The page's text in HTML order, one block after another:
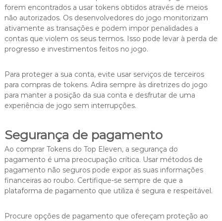
forem encontrados a usar tokens obtidos através de meios
não autorizados. Os desenvolvedores do jogo monitorizam
ativamente as transações e podem impor penalidades a
contas que violem os seus termos. Isso pode levar à perda de
progresso e investimentos feitos no jogo.
Para proteger a sua conta, evite usar serviços de terceiros
para compras de tokens. Adira sempre às diretrizes do jogo
para manter a posição da sua conta e desfrutar de uma
experiência de jogo sem interrupções.
Segurança de pagamento
Ao comprar Tokens do Top Eleven, a segurança do
pagamento é uma preocupação crítica. Usar métodos de
pagamento não seguros pode expor as suas informações
financeiras ao roubo. Certifique-se sempre de que a
plataforma de pagamento que utiliza é segura e respeitável.
Procure opções de pagamento que ofereçam proteção ao